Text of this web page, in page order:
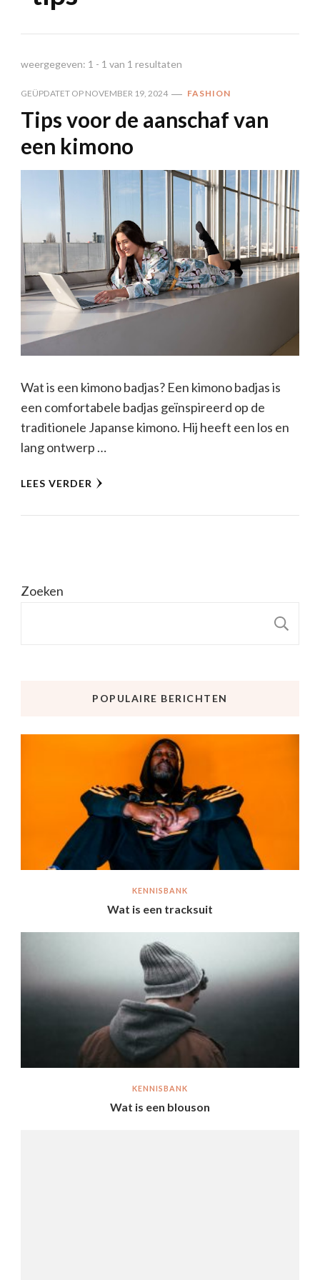
weergegeven: 1 - 1 van 1 resultaten
GEÜPDATET OP NOVEMBER 19, 2024 FASHION
Tips voor de aanschaf van
een kimono
Wat is een kimono badjas? Een kimono badjas is
een comfortabele badjas geïnspireerd op de
traditionele Japanse kimono. Hij heeft een los en
lang ontwerp …
LEES VERDER
Zoeken
POPULAIRE BERICHTEN
KENNISBANK
Wat is een tracksuit
KENNISBANK
Wat is een blouson